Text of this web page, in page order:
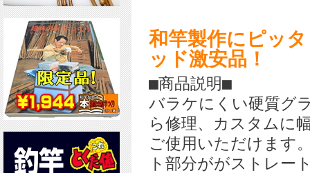
和竿製作にピッ
ッド激安品！
■商品説明■
バラケにくい硬質グ
ら修理、カスタムに
ご使用いただけます
ト部分ががストレー